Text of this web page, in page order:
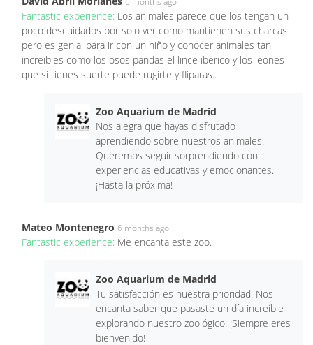
Fantastic experience: Los animales parece que los tengan un
poco descuidados por solo ver como mantienen sus charcas
pero es genial para ir con un niño y conocer animales tan
increibles como los osos pandas el lince iberico y los leones
que si tienes suerte puede rugirte y fliparas..
Zoo Aquarium de Madrid
Nos alegra que hayas disfrutado
aprendiendo sobre nuestros animales.
Queremos seguir sorprendiendo con
experiencias educativas y emocionantes.
¡Hasta la próxima!
Mateo Montenegro 6 months ago
Fantastic experience: Me encanta este zoo.
Zoo Aquarium de Madrid
Tu satisfacción es nuestra prioridad. Nos
encanta saber que pasaste un día increíble
explorando nuestro zoológico. ¡Siempre eres
bienvenido!